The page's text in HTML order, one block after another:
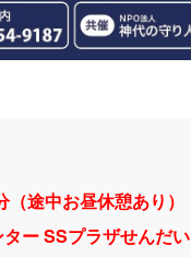
途中お昼休憩あり）
ー SSプラザせんだい